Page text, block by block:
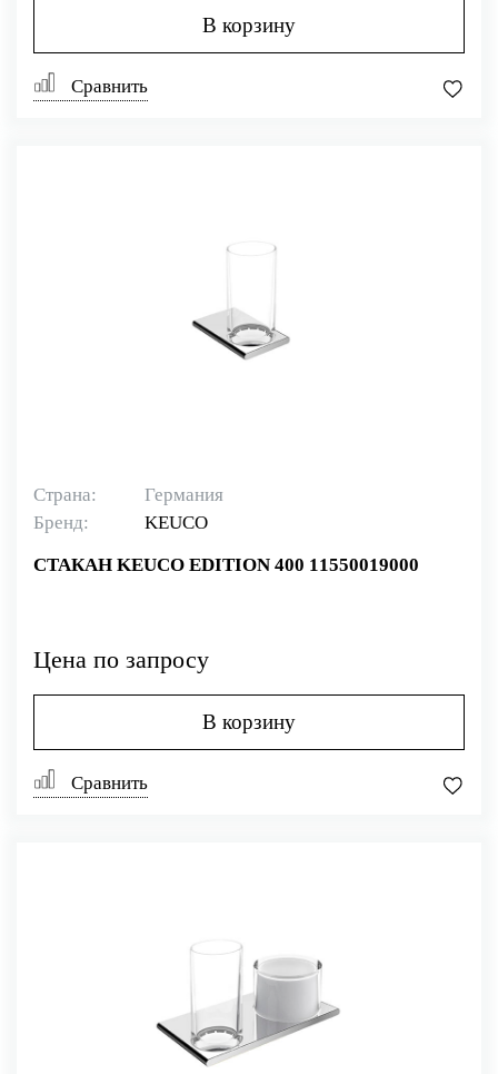
В корзину
Сравнить
Страна:
Германия
Бренд:
KEUCO
СТАКАН KEUCO EDITION 400 11550019000
Цена по запросу
В корзину
Сравнить